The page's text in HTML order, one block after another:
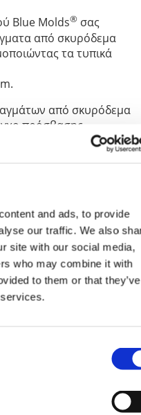
and ads, to provide
our traffic. We also
site with our social media,
who may combine it with
to them or that they’ve
Blue Molds® σας
από σκυρόδεμα
τα τυπικά
από σκυρόδεμα
πρόσβασης,
κυκλοφορίας
όπου η φορητότητα